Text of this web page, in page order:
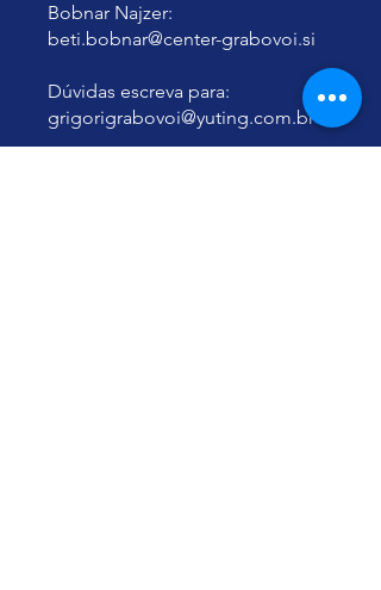
Bobnar Najzer:
beti.bobnar@center-grabovoi.si
Dúvidas escreva para:
grigorigrabovoi@yuting.com.br